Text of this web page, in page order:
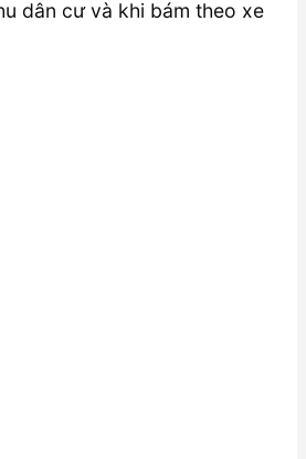
dân cư và khi bám theo xe